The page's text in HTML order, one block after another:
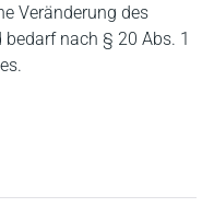
Veränderung des
nach § 20 Abs. 1